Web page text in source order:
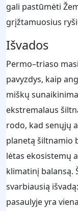
gali pastūmėti
grįžtamuosius
Išvados
Permo–triaso
pavyzdys, kaip
miškų
ekstremalaus
rodo, kad senųjų
planetą šiltnamio
lėtas ekosistemų
klimatinį balansą.
svarbiausią
pasaulyje yra